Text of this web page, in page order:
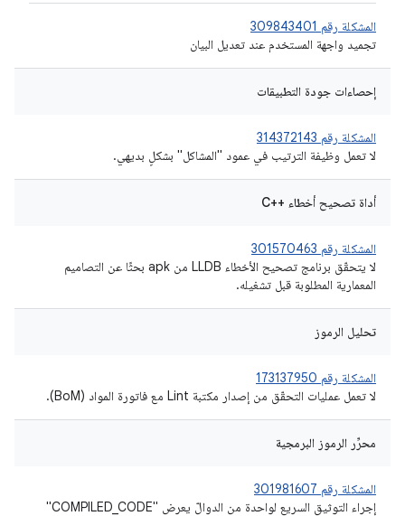
المشكلة رقم 309843401
تجميد واجهة المستخدم عند تعديل البيان
إحصاءات جودة التطبيقات
المشكلة رقم 314372143
لا تعمل وظيفة الترتيب في عمود "المشاكل" بشكلٍ بديهي.
أداة تصحيح أخطاء C++‎
المشكلة رقم 301570463
لا يتحقّق برنامج تصحيح الأخطاء LLDB من apk بحثًا عن التصاميم
المعمارية المطلوبة قبل تشغيله.
تحليل الرموز
المشكلة رقم 173137950
لا تعمل عمليات التحقّق من إصدار مكتبة Lint مع فاتورة المواد (BoM).
محرِّر الرموز البرمجية
المشكلة رقم 301981607
إجراء التوثيق السريع لواحدة من الدوالّ يعرض "COMPILED_CODE"